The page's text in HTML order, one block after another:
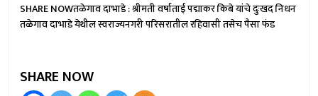
SHARE NOWतळेगाव दाभाडे : श्रीमती वर्षाताई पद्माकर किबे यांचे दुःखद निधन
तळेगाव दाभाडे येथील स्वराज्यनगरी परिसरातील रहिवासी तसेच पैसा फंड
SHARE NOW